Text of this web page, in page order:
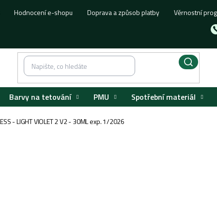
Hodnocení e-shopu Doprava a způsob platby Věrnostní
Barvy na tetování PMU Spotřební materiál
- LIGHT VIOLET 2 V2 - 30ML exp. 1/2026